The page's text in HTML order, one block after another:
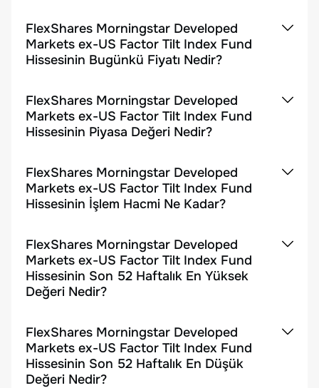
FlexShares Morningstar Developed
Markets ex-US Factor Tilt Index Fund
Hissesinin Bugünkü Fiyatı Nedir?
FlexShares Morningstar Developed
Markets ex-US Factor Tilt Index Fund
Hissesinin Piyasa Değeri Nedir?
FlexShares Morningstar Developed
Markets ex-US Factor Tilt Index Fund
Hissesinin İşlem Hacmi Ne Kadar?
FlexShares Morningstar Developed
Markets ex-US Factor Tilt Index Fund
Hissesinin Son 52 Haftalık En Yüksek
Değeri Nedir?
FlexShares Morningstar Developed
Markets ex-US Factor Tilt Index Fund
Hissesinin Son 52 Haftalık En Düşük
Değeri Nedir?